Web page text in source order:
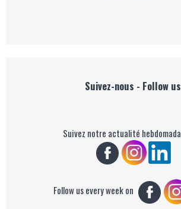
Suivez-nous - Follow us
Suivez notre actualité
Follow us every week on